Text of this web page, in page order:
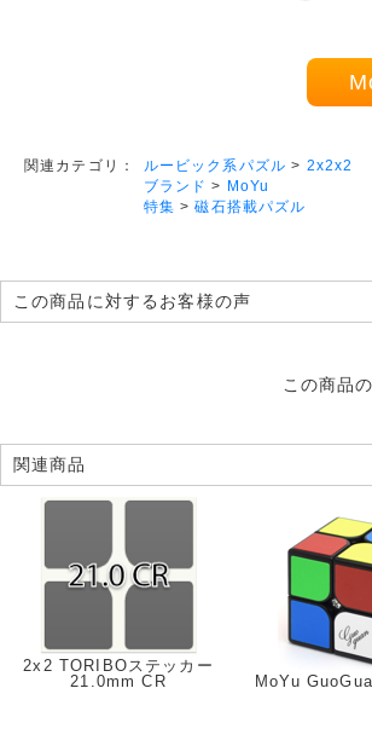
関連カテゴリ： ルービック系パズル > 2x2x2
ブランド > MoYu
特集 >磁石搭載パズル
この商品に対するお客様の声
この商品
関連商品
2x2 TORIBOステッカー
21.0mm CR
MoYu